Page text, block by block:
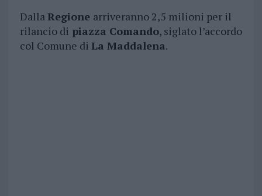
DallaRegione arriveranno 2,5 milioni per il
rilancio di piazza Comando, siglato l’accordo
col Comune di La Maddalena.